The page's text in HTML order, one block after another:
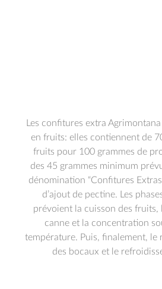
Les confitures extra
en fruits: elles contiennent de
fruits pour 100 grammes de
des 45 grammes minimum
dénomination “Confitures
d’ajout de pectine. Les
prévoient la cuisson des fruits,
canne et la concentration
température. Puis, finalement, le
des bocaux et le